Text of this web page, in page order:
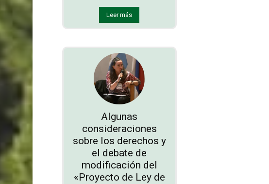
Leer más
Algunas
consideraciones
sobre los derechos y
el debate de
modificación del
«Proyecto de Ley de